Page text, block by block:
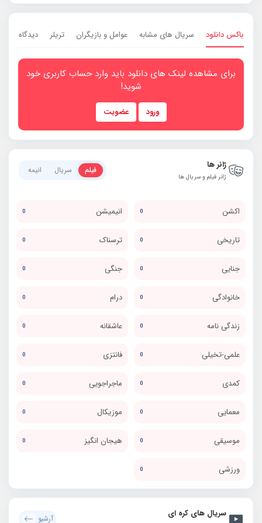
باکس دانلود سریال های مشابه عوامل و بازیگران تریلر دیدگاه ها
برای مشاهده لینک های دانلود باید وارد حساب کاربری خود
شوید!
ورود عضویت
ژانر ها
ژانر فیلم و سریال ها
فیلم سریال انیمه
اکشن 0 انیمیشن 0
تاریخی 0 ترسناک 0
جنایی 0 جنگی 0
خانوادگی 0 درام 0
زندگی نامه 0 عاشقانه 0
علمی-تخیلی 0 فانتزی 0
کمدی 0 ماجراجویی 0
معمایی 0 موزیکال 0
موسیقی 0 هیجان انگیز 0
ورزشی 0
سریال های کره ای آرشیو